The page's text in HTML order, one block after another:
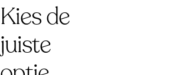
Kies de
juiste